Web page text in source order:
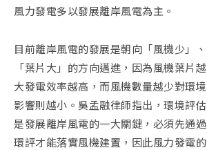
風力發電多以發展離岸風電為主。
目前離岸風電的發展是朝向「風機少」、
「葉片大」的方向邁進，因為風機葉片越
大發電效率越高，而風機數量越少對環境
影響則越小。吳孟融律師指出，環境評估
是發展離岸風電的一大關鍵，必須先通過
環評才能落實風機建置，因此風力發電的